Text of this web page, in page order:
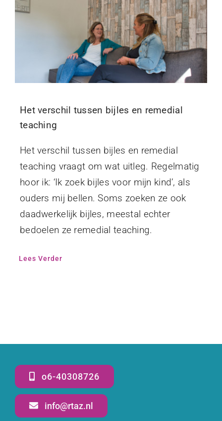
Het verschil tussen bijles en remedial
teaching
Het verschil tussen bijles en remedial
teaching vraagt om wat uitleg. Regelmatig
hoor ik: ‘Ik zoek bijles voor mijn kind’, als
ouders mij bellen. Soms zoeken ze ook
daadwerkelijk bijles, meestal echter
bedoelen ze remedial teaching.
Lees Verder
o6-40308726
info@rtaz.nl